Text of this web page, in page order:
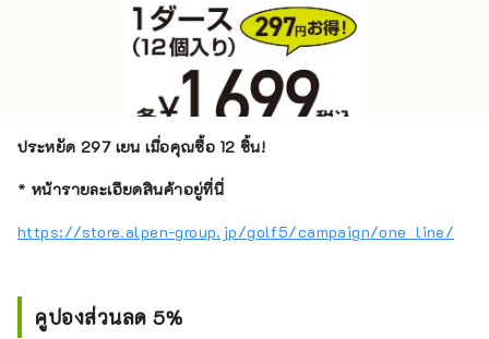
ประหยัด 297 เยน เมื่อคุณซื้อ 12 ชิ้น!
* หน้ารายละเอียดสินค้าอยู่ที่นี่
https://store.alpen-group.jp/golf5/campaign/one_line/
คูปองส่วนลด 5%